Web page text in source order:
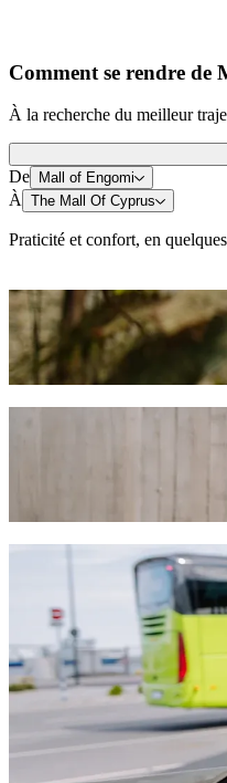
Comment se rendre
À la recherche du meilleur
De Mall of Engomi
À The Mall Of Cyprus
Praticité et confort, en
Trottinette ou vélo
Déplacez-vous à Nicosie à
Télécharger l'appli Bolt
Déplacez-vous
Nous vous recommandons
EUR. Quel que soit votre
Services Bolt
Beaucoup de bagages ?
Besoin d'arriver avec
Vous voyagez avec des
Votre animal de
Besoin d'assistance
Des trajets abordables ?